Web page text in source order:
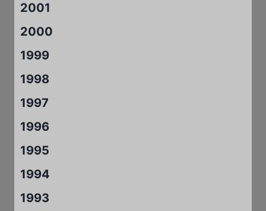
2001
2000
1999
1998
1997
1996
1995
1994
1993